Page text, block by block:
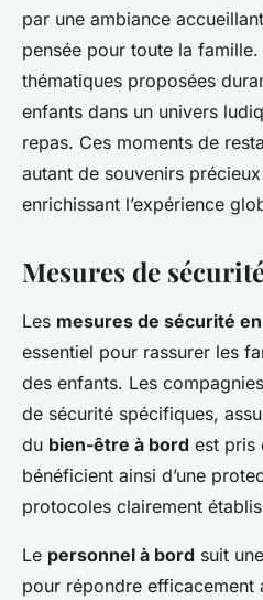
par une ambiance
pensée pour toute la
thématiques proposées
enfants dans un univers
repas. Ces moments de
autant de souvenirs
enrichissant l’expérience
Mesures de
Les mesures de sécurité
essentiel pour rassurer les
des enfants. Les
de sécurité spécifiques,
du bien-être à bord est pris
bénéficient ainsi d’une
protocoles clairement
Le personnel à bord suit
pour répondre efficacement